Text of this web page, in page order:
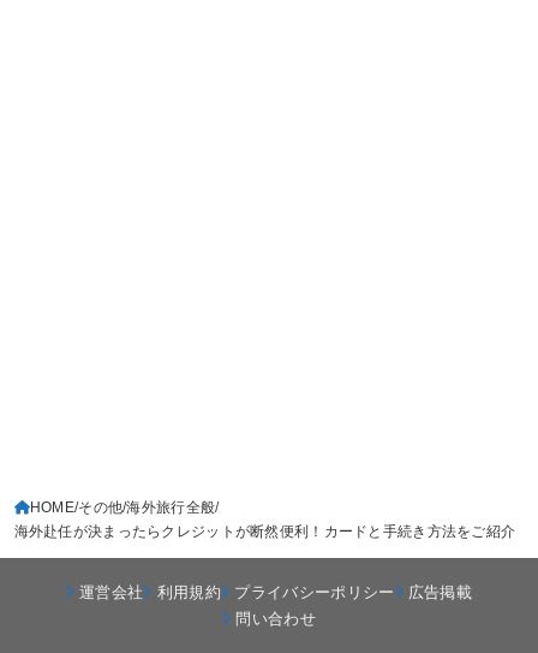
HOME その他 海外旅行全般
海外赴任が決まったらクレジットが断然便利！カードと手続き方法をご紹介
運営会社 利用規約 プライバシーポリシー
広告掲載
問い合わせ